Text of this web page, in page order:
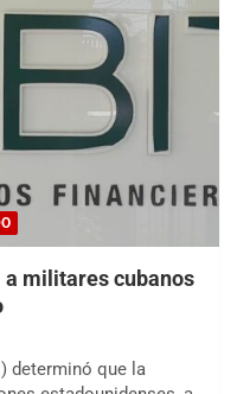
militares cubanos
determinó que la